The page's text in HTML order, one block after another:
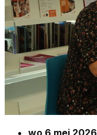
wo 6 mei 2026